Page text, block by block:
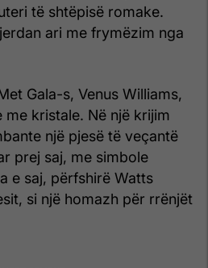
të shtëpisë romake.
ari me frymëzim nga
Gala-s, Venus Williams,
kristale. Në një krijim
një pjesë të veçantë
prej saj, me simbole
e saj, përfshirë Watts
si një homazh për rrënjët